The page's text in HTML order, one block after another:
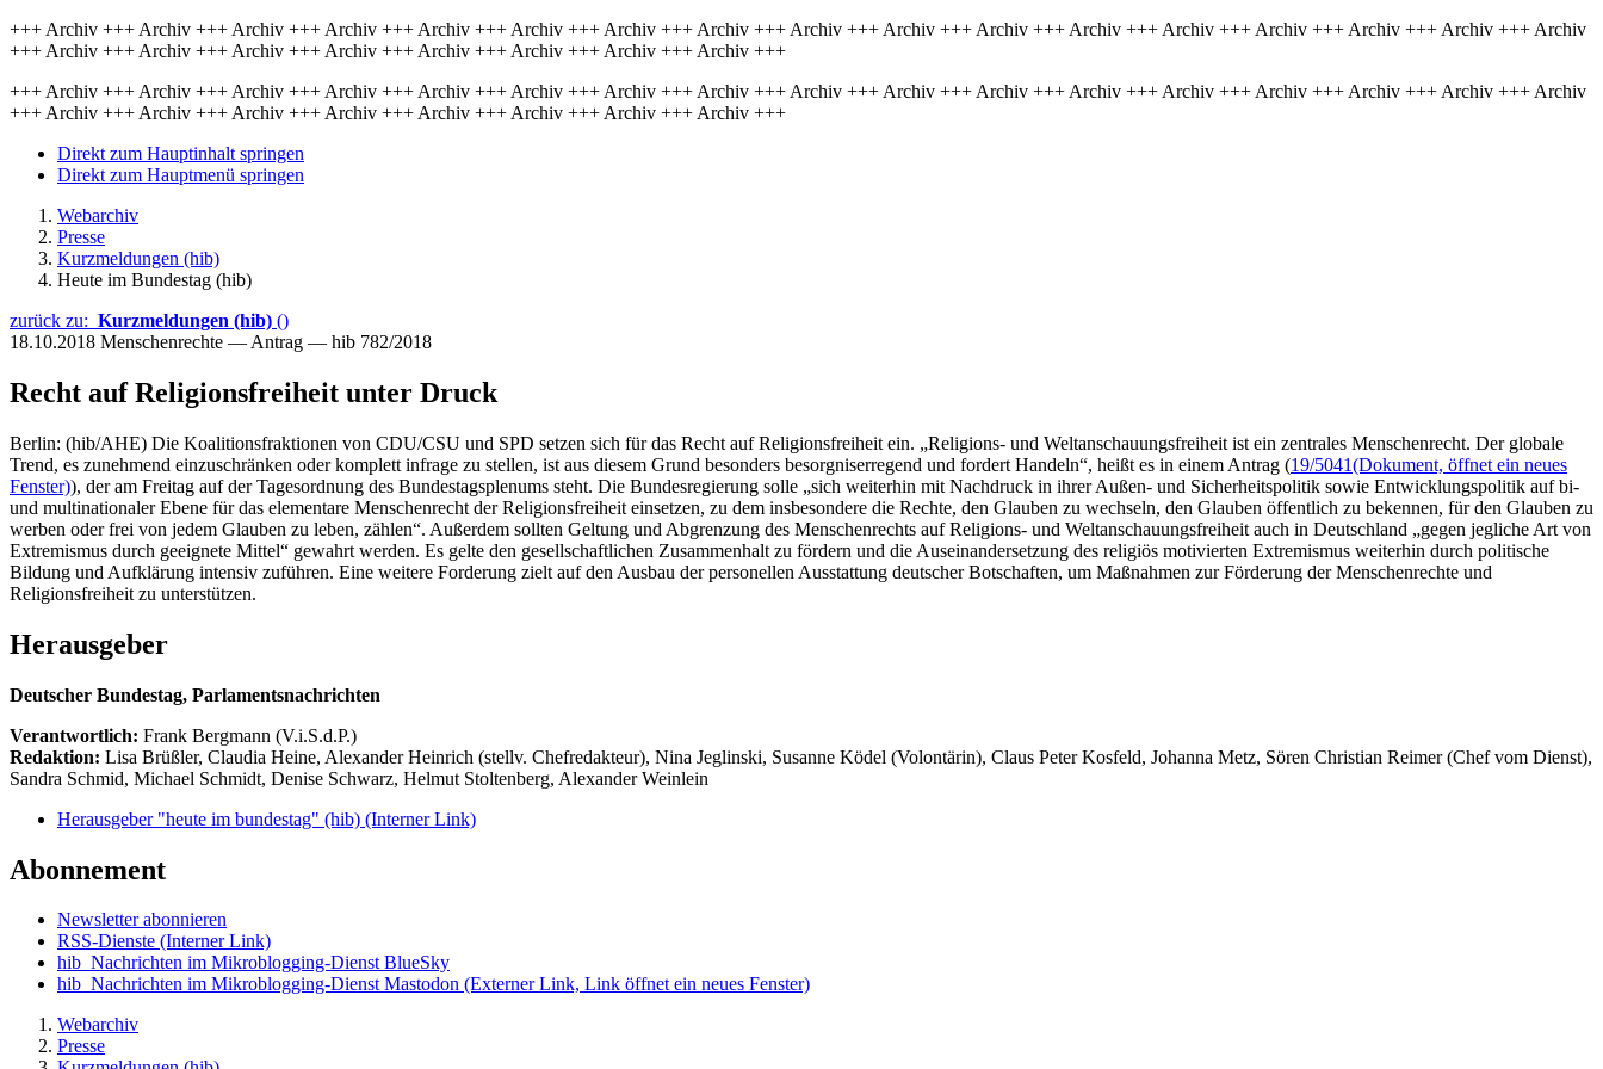
+++ Archiv +++ Archiv +++ Archiv +++ Archiv +++ Archiv +++ Archiv +++ Archiv +++ Archiv +++ Archiv +++ Archiv +++ Archiv +++ Archiv +++ Archiv +++ Archiv +++ Archiv +++ Archiv +++ Archiv
+++ Archiv +++ Archiv +++ Archiv +++ Archiv +++ Archiv +++ Archiv +++ Archiv +++ Archiv +++
+++ Archiv +++ Archiv +++ Archiv +++ Archiv +++ Archiv +++ Archiv +++ Archiv +++ Archiv +++ Archiv +++ Archiv +++ Archiv +++ Archiv +++ Archiv +++ Archiv +++ Archiv +++ Archiv +++ Archiv
+++ Archiv +++ Archiv +++ Archiv +++ Archiv +++ Archiv +++ Archiv +++ Archiv +++ Archiv +++
Direkt zum Hauptinhalt springen
Direkt zum Hauptmenü springen
Webarchiv
Presse
Kurzmeldungen (hib)
Heute im Bundestag (hib)
zurück zu: Kurzmeldungen (hib) ()
18.10.2018 Menschenrechte — Antrag — hib 782/2018
Recht auf Religionsfreiheit unter Druck
Berlin: (hib/AHE) Die Koalitionsfraktionen von CDU/CSU und SPD setzen sich für das Recht auf Religionsfreiheit ein. „Religions- und Weltanschauungsfreiheit ist ein zentrales Menschenrecht. Der globale
Trend, es zunehmend einzuschränken oder komplett infrage zu stellen, ist aus diesem Grund besonders besorgniserregend und fordert Handeln“, heißt es in einem Antrag (19/5041(Dokument, öffnet ein neues
Fenster)), der am Freitag auf der Tagesordnung des Bundestagsplenums steht. Die Bundesregierung solle „sich weiterhin mit Nachdruck in ihrer Außen- und Sicherheitspolitik sowie Entwicklungspolitik auf bi-
und multinationaler Ebene für das elementare Menschenrecht der Religionsfreiheit einsetzen, zu dem insbesondere die Rechte, den Glauben zu wechseln, den Glauben öffentlich zu bekennen, für den Glauben zu
werben oder frei von jedem Glauben zu leben, zählen“. Außerdem sollten Geltung und Abgrenzung des Menschenrechts auf Religions- und Weltanschauungsfreiheit auch in Deutschland „gegen jegliche Art von
Extremismus durch geeignete Mittel“ gewahrt werden. Es gelte den gesellschaftlichen Zusammenhalt zu fördern und die Auseinandersetzung des religiös motivierten Extremismus weiterhin durch politische
Bildung und Aufklärung intensiv zuführen. Eine weitere Forderung zielt auf den Ausbau der personellen Ausstattung deutscher Botschaften, um Maßnahmen zur Förderung der Menschenrechte und
Religionsfreiheit zu unterstützen.
Herausgeber
Deutscher Bundestag, Parlamentsnachrichten
Verantwortlich: Frank Bergmann (V.i.S.d.P.)
Redaktion: Lisa Brüßler, Claudia Heine, Alexander Heinrich (stellv. Chefredakteur), Nina Jeglinski, Susanne Ködel (Volontärin), Claus Peter Kosfeld, Johanna Metz, Sören Christian Reimer (Chef vom Dienst),
Sandra Schmid, Michael Schmidt, Denise Schwarz, Helmut Stoltenberg, Alexander Weinlein
Herausgeber "heute im bundestag" (hib) (Interner Link)
Abonnement
Newsletter abonnieren
RSS-Dienste (Interner Link)
hib_Nachrichten im Mikroblogging-Dienst BlueSky
hib_Nachrichten im Mikroblogging-Dienst Mastodon (Externer Link, Link öffnet ein neues Fenster)
Webarchiv
Presse